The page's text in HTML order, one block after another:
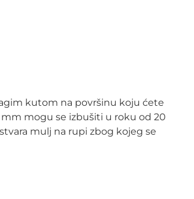
kutom na površinu koju ćete
mogu se izbušiti u roku od 20
mulj na rupi zbog kojeg se